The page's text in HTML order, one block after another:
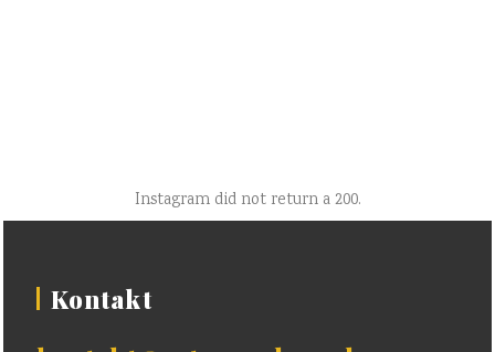
Instagram did not return a 200.
Kontakt